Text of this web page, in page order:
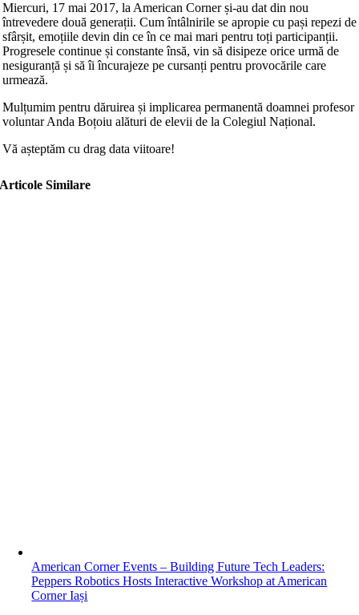
Miercuri, 17 mai 2017, la American Corner și-au dat din nou
întrevedere două generații. Cum întâlnirile se apropie cu pași repezi de
sfârșit, emoțiile devin din ce în ce mai mari pentru toți participanții.
Progresele continue și constante însă, vin să disipeze orice urmă de
nesiguranță și să îi încurajeze pe cursanți pentru provocările care
urmează.
Mulțumim pentru dăruirea și implicarea permanentă doamnei profesor
voluntar Anda Boțoiu alături de elevii de la Colegiul Național.
Vă așteptăm cu drag data viitoare!
Articole Similare
American Corner Events – Building Future Tech Leaders:
Peppers Robotics Hosts Interactive Workshop at American
Corner Iași